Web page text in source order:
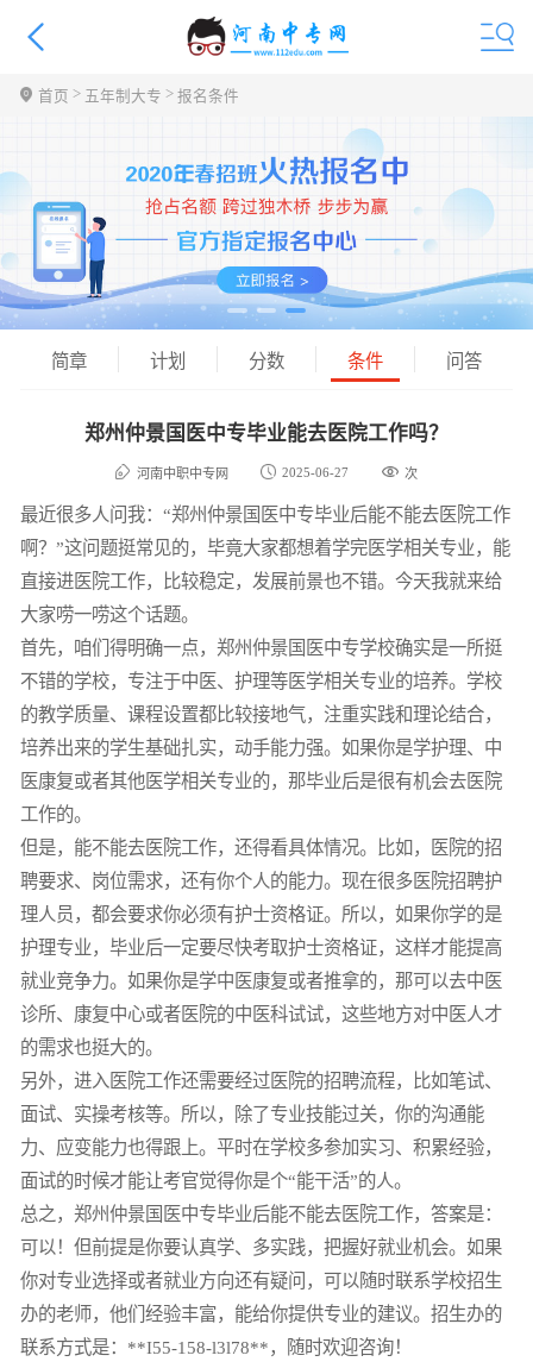
首页 > 五年制大专 >报名条件
简章 计划 分数 条件 问答
郑州仲景国医中专毕业能去医院工作吗？
河南中职中专网 2025-06-27 次
最近很多人问我：“郑州仲景国医中专毕业后能不能去医院工作
啊？”这问题挺常见的，毕竟大家都想着学完医学相关专业，能
直接进医院工作，比较稳定，发展前景也不错。今天我就来给
大家唠一唠这个话题。
首先，咱们得明确一点，郑州仲景国医中专学校确实是一所挺
不错的学校，专注于中医、护理等医学相关专业的培养。学校
的教学质量、课程设置都比较接地气，注重实践和理论结合，
培养出来的学生基础扎实，动手能力强。如果你是学护理、中
医康复或者其他医学相关专业的，那毕业后是很有机会去医院
工作的。
但是，能不能去医院工作，还得看具体情况。比如，医院的招
聘要求、岗位需求，还有你个人的能力。现在很多医院招聘护
理人员，都会要求你必须有护士资格证。所以，如果你学的是
护理专业，毕业后一定要尽快考取护士资格证，这样才能提高
就业竞争力。如果你是学中医康复或者推拿的，那可以去中医
诊所、康复中心或者医院的中医科试试，这些地方对中医人才
的需求也挺大的。
另外，进入医院工作还需要经过医院的招聘流程，比如笔试、
面试、实操考核等。所以，除了专业技能过关，你的沟通能
力、应变能力也得跟上。平时在学校多参加实习、积累经验，
面试的时候才能让考官觉得你是个“能干活”的人。
总之，郑州仲景国医中专毕业后能不能去医院工作，答案是：
可以！但前提是你要认真学、多实践，把握好就业机会。如果
你对专业选择或者就业方向还有疑问，可以随时联系学校招生
办的老师，他们经验丰富，能给你提供专业的建议。招生办的
联系方式是：**I55-158-l3l78**，随时欢迎咨询！